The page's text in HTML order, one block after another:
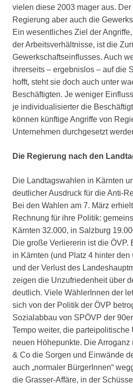
vielen diese 2003 mager aus.
Regierung aber auch die
Ein wesentliches Ziel der
der Arbeitsverhältnisse, ist die
Gewerkschaftseinflusses. Auch
ihrerseits – ergebnislos – auf die
hofft, steht sie doch auch unter
Beschäftigten. Je weniger
je individualisierter die
können künftige Angriffe von
Unternehmen durchgesetzt
Die Regierung nach den
Die Landtagswahlen in Kärnten
deutlicher Ausdruck für die Anti-
Bei den Wahlen am 7. März
Rechnung für ihre Politik:
Kärnten 32.000, in Salzburg
Die große Verliererin ist die ÖVP.
in Kärnten (und Platz 4 hinter
und der Verlust des
zeigen die Unzufriedenheit über
deutlich. Viele WählerInnen der
sich von der Politik der ÖVP
Sozialabbau von SPÖVP der
Tempo weiter, die parteipolitische
neuen Höhepunkte. Die Arroganz
& Co die Sorgen und Einwände
auch „normaler BürgerInnen“
die Grasser-Affäre, in der